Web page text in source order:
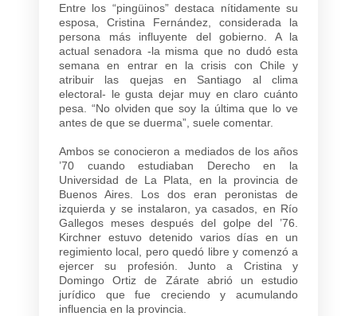
Entre los “pingüinos” destaca nítidamente su
esposa, Cristina Fernández, considerada la
persona más influyente del gobierno. A la
actual senadora -la misma que no dudó esta
semana en entrar en la crisis con Chile y
atribuir las quejas en Santiago al clima
electoral- le gusta dejar muy en claro cuánto
pesa. “No olviden que soy la última que lo ve
antes de que se duerma”, suele comentar.
Ambos se conocieron a mediados de los años
’70 cuando estudiaban Derecho en la
Universidad de La Plata, en la provincia de
Buenos Aires. Los dos eran peronistas de
izquierda y se instalaron, ya casados, en Río
Gallegos meses después del golpe del ’76.
Kirchner estuvo detenido varios días en un
regimiento local, pero quedó libre y comenzó a
ejercer su profesión. Junto a Cristina y
Domingo Ortiz de Zárate abrió un estudio
jurídico que fue creciendo y acumulando
influencia en la provincia.